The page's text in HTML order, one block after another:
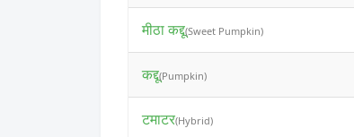
मीठा कद्दू(Sweet Pumpkin)
कद्दू(Pumpkin)
टमाटर(Hybrid)